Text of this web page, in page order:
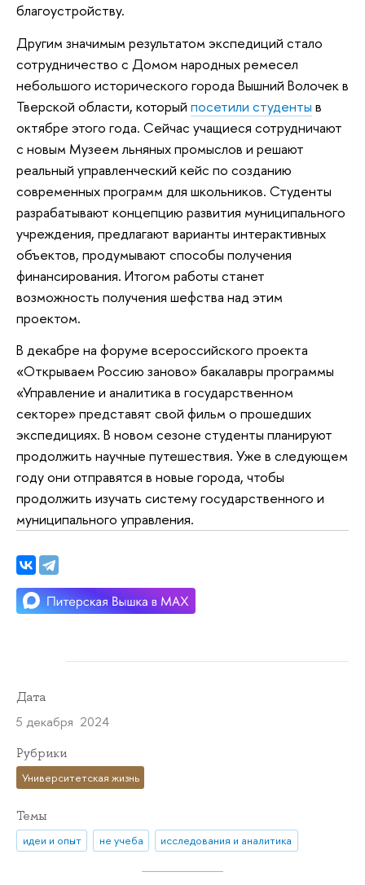
благоустройству.
Другим значимым результатом экспедиций стало
сотрудничество с Домом народных ремесел
небольшого исторического города Вышний Волочек в
Тверской области, который посетили студенты в
октябре этого года. Сейчас учащиеся сотрудничают
с новым Музеем льняных промыслов и решают
реальный управленческий кейс по созданию
современных программ для школьников. Студенты
разрабатывают концепцию развития муниципального
учреждения, предлагают варианты интерактивных
объектов, продумывают способы получения
финансирования. Итогом работы станет
возможность получения шефства над этим
проектом.
В декабре на форуме всероссийского проекта
«Открываем Россию заново» бакалавры программы
«Управление и аналитика в государственном
секторе» представят свой фильм о прошедших
экспедициях. В новом сезоне студенты планируют
продолжить научные путешествия. Уже в следующем
году они отправятся в новые города, чтобы
продолжить изучать систему государственного и
муниципального управления.
Дата
5 декабря 2024
Рубрики
Университетская жизнь
Темы
идеи и опыт не учеба исследования и аналитика